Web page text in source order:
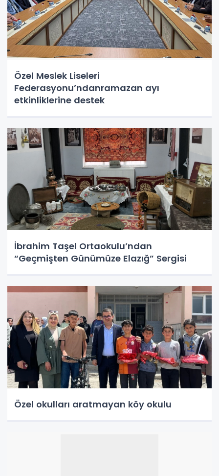
Özel Meslek Liseleri
Federasyonu’ndanramazan ayı
etkinliklerine destek
İbrahim Taşel Ortaokulu’ndan
“Geçmişten Günümüze Elazığ” Sergisi
Özel okulları aratmayan köy okulu